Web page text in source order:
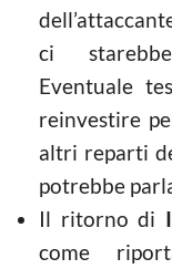
ci
Eventuale
reinvestire
altri reparti
potrebbe
Il ritorno di
come